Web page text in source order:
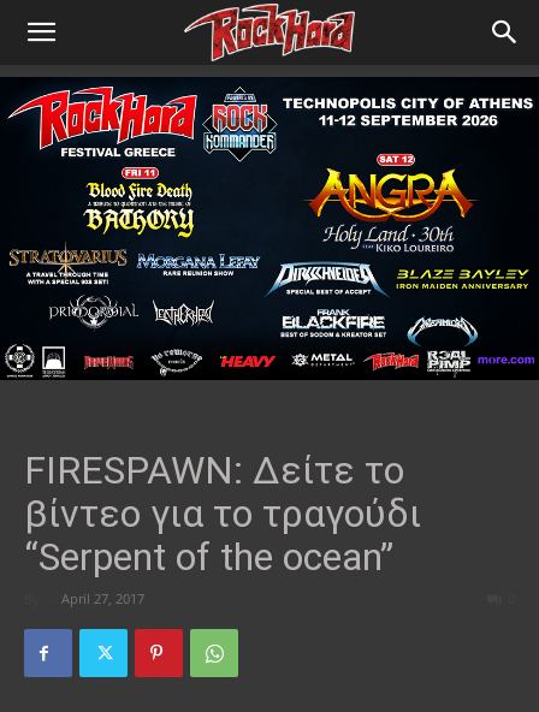
FIRESPAWN: Δείτε το
βίντεο για το τραγούδι
“Serpent of the ocean”
April 27, 2017